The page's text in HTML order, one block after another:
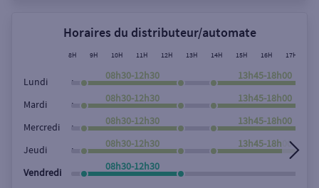
Rue
Rechercher
Horaires du distributeur/automate
8H 9H 10H 11H 12H 13H 14H 15H 16H 17H
Lundi
08h30-12h30
, 13h45-18h00
Mardi
08h30-12h30
, 13h45-18h00
Mercredi
08h30-12h30
, 13h45-18h00
Jeudi
08h30-12h30
, 13h45-18h00
Vendredi
08h30-12h30